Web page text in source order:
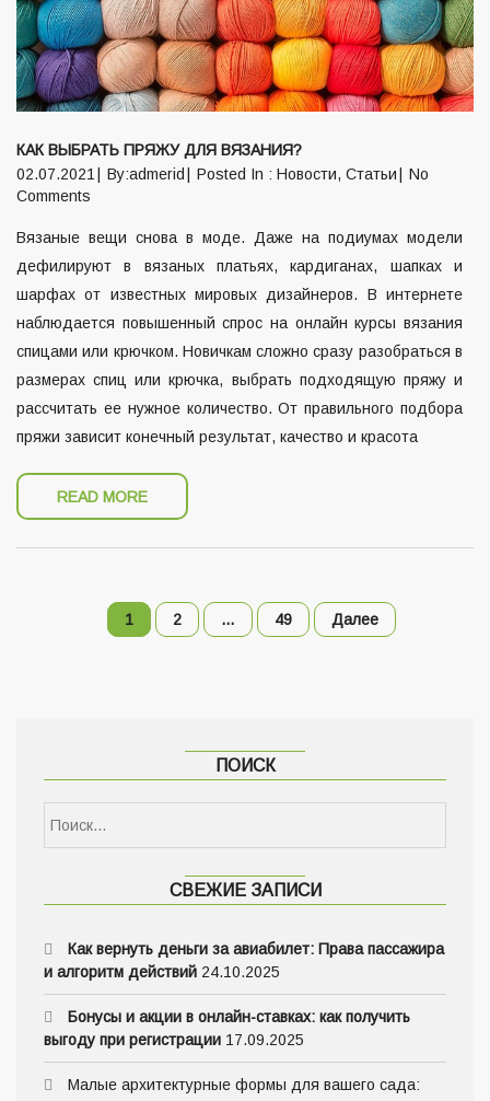
КАК ВЫБРАТЬ ПРЯЖУ ДЛЯ ВЯЗАНИЯ?
02.07.2021
By:admerid Posted In : Новости, Статьи
No
Comments
Вязаные вещи снова в моде. Даже на подиумах модели
дефилируют в вязаных платьях, кардиганах, шапках и
шарфах от известных мировых дизайнеров. В интернете
наблюдается повышенный спрос на онлайн курсы вязания
спицами или крючком. Новичкам сложно сразу разобраться в
размерах спиц или крючка, выбрать подходящую пряжу и
рассчитать ее нужное количество. От правильного подбора
пряжи зависит конечный результат, качество и красота
READ MORE
1 2 … 49 Далее
ПОИСК
СВЕЖИЕ ЗАПИСИ
Как вернуть деньги за авиабилет: Права пассажира
и алгоритм действий 24.10.2025
Бонусы и акции в онлайн-ставках: как получить
выгоду при регистрации 17.09.2025
Малые архитектурные формы для вашего сада: